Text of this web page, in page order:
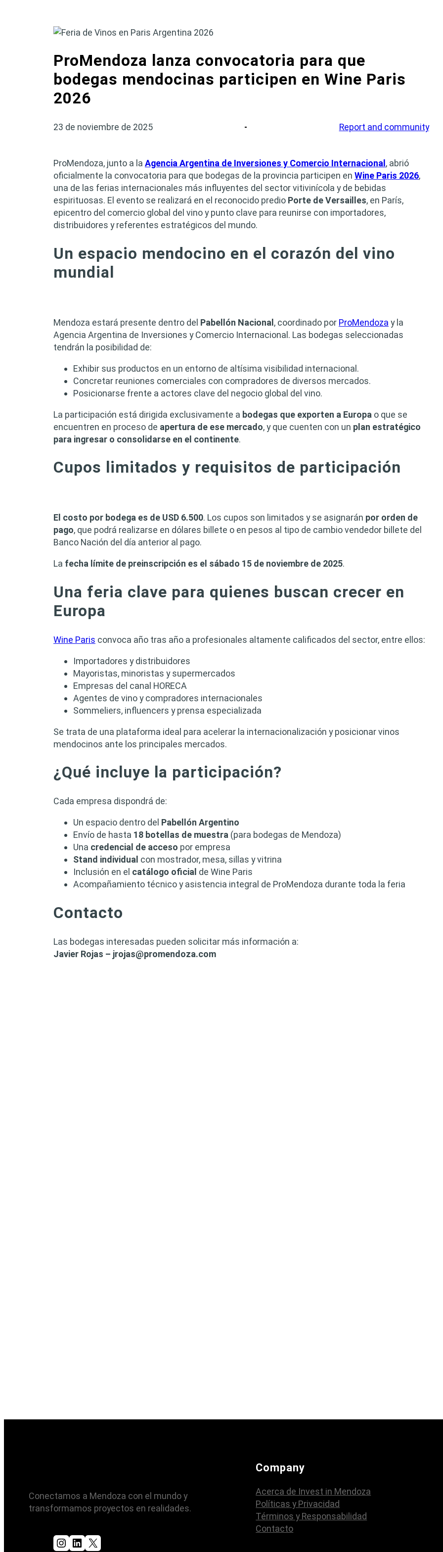
ProMendoza lanza convocatoria para que
bodegas mendocinas participen en Wine Paris
2026
23 de noviembre de 2025 Report and community
ProMendoza, junto a la Agencia Argentina de Inversiones y Comercio Internacional , abrió
oficialmente la convocatoria para que bodegas de la provincia participen en Wine Paris 2026,
una de las ferias internacionales más influyentes del sector vitivinícola y de bebidas
espirituosas. El evento se realizará en el reconocido predio Porte de Versailles, en París,
epicentro del comercio global del vino y punto clave para reunirse con importadores,
distribuidores y referentes estratégicos del mundo.
Un espacio mendocino en el corazón del vino
mundial
Mendoza estará presente dentro del Pabellón Nacional , coordinado por ProMendoza y la
Agencia Argentina de Inversiones y Comercio Internacional. Las bodegas seleccionadas
tendrán la posibilidad de:
Exhibir sus productos en un entorno de altísima visibilidad internacional.
Concretar reuniones comerciales con compradores de diversos mercados.
Posicionarse frente a actores clave del negocio global del vino.
La participación está dirigida exclusivamente a bodegas que exporten a Europa o que se
encuentren en proceso de apertura de ese mercado, y que cuenten con un plan estratégico
para ingresar o consolidarse en el continente.
Cupos limitados y requisitos de participación
El costo por bodega es de USD 6.500. Los cupos son limitados y se asignarán por orden de
pago, que podrá realizarse en dólares billete o en pesos al tipo de cambio vendedor billete del
Banco Nación del día anterior al pago.
La fecha límite de preinscripción es el sábado 15 de noviembre de 2025.
Una feria clave para quienes buscan crecer en
Europa
Wine Paris convoca año tras año a profesionales altamente calificados del sector, entre ellos:
Importadores y distribuidores
Mayoristas, minoristas y supermercados
Empresas del canal HORECA
Agentes de vino y compradores internacionales
Sommeliers, influencers y prensa especializada
Se trata de una plataforma ideal para acelerar la internacionalización y posicionar vinos
mendocinos ante los principales mercados.
¿Qué incluye la participación?
Cada empresa dispondrá de:
Un espacio dentro del Pabellón Argentino
Envío de hasta 18 botellas de muestra (para bodegas de Mendoza)
Una credencial de acceso por empresa
Stand individual con mostrador, mesa, sillas y vitrina
Inclusión en el catálogo oficial de Wine Paris
Acompañamiento técnico y asistencia integral de ProMendoza durante toda la feria
Contacto
Las bodegas interesadas pueden solicitar más información a:
Javier Rojas – jrojas@promendoza.com
Conectamos a Mendoza con el mundo y
transformamos proyectos en realidades.
Instagram LinkedIn X
Company
Acerca de Invest in Mendoza
Políticas y Privacidad
Términos y Responsabilidad
Contacto